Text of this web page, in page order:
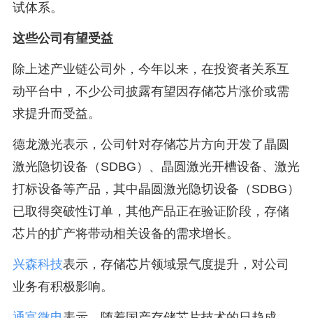
试体系。
这些公司有望受益
除上述产业链公司外，今年以来，在投资者关系互
动平台中，不少公司披露有望因存储芯片涨价或需
求提升而受益。
德龙激光表示，公司针对存储芯片方向开发了晶圆
激光隐切设备（SDBG）、晶圆激光开槽设备、激光
打标设备等产品，其中晶圆激光隐切设备（SDBG）
已取得突破性订单，其他产品正在验证阶段，存储
芯片的扩产将带动相关设备的需求增长。
兴森科技表示，存储芯片领域景气度提升，对公司
业务有积极影响。